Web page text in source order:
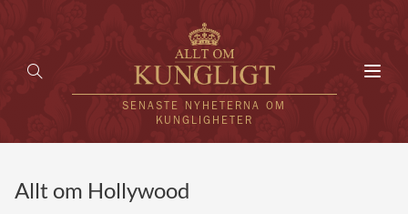
SENASTE NYHETERNA OM
KUNGLIGHETER
Allt om Hollywood